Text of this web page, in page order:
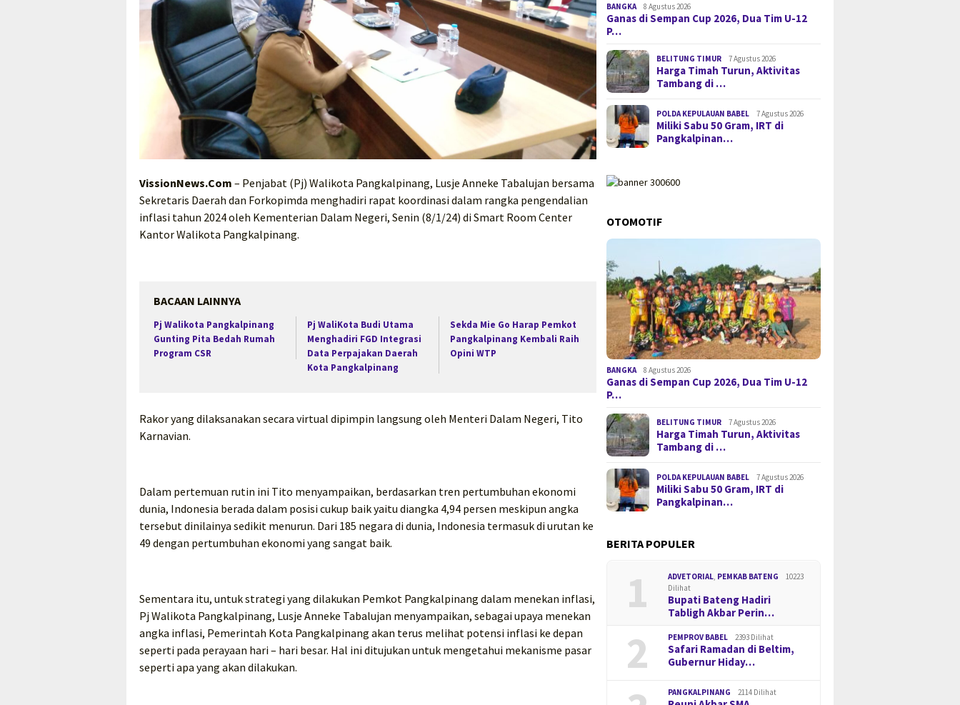
VissionNews.Com – Penjabat (Pj) Walikota Pangkalpinang, Lusje Anneke Tabalujan bersama
Sekretaris Daerah dan Forkopimda menghadiri rapat koordinasi dalam rangka pengendalian
inflasi tahun 2024 oleh Kementerian Dalam Negeri, Senin (8/1/24) di Smart Room Center
Kantor Walikota Pangkalpinang.
BACAAN LAINNYA
Pj Walikota Pangkalpinang
Gunting Pita Bedah Rumah
Program CSR
Pj WaliKota Budi Utama
Menghadiri FGD Integrasi
Data Perpajakan Daerah
Kota Pangkalpinang
Sekda Mie Go Harap Pemkot
Pangkalpinang Kembali Raih
Opini WTP
Rakor yang dilaksanakan secara virtual dipimpin langsung oleh Menteri Dalam Negeri, Tito
Karnavian.
Dalam pertemuan rutin ini Tito menyampaikan, berdasarkan tren pertumbuhan ekonomi
dunia, Indonesia berada dalam posisi cukup baik yaitu diangka 4,94 persen meskipun angka
tersebut dinilainya sedikit menurun. Dari 185 negara di dunia, Indonesia termasuk di urutan ke
49 dengan pertumbuhan ekonomi yang sangat baik.
Sementara itu, untuk strategi yang dilakukan Pemkot Pangkalpinang dalam menekan inflasi,
Pj Walikota Pangkalpinang, Lusje Anneke Tabalujan menyampaikan, sebagai upaya menekan
angka inflasi, Pemerintah Kota Pangkalpinang akan terus melihat potensi inflasi ke depan
seperti pada perayaan hari – hari besar. Hal ini ditujukan untuk mengetahui mekanisme pasar
seperti apa yang akan dilakukan.
BANGKA 8 Agustus 2026
Ganas di Sempan Cup 2026, Dua Tim U-12
P…
BELITUNG TIMUR 7 Agustus 2026
Harga Timah Turun, Aktivitas
Tambang di …
POLDA KEPULAUAN BABEL 7 Agustus 2026
Miliki Sabu 50 Gram, IRT di
Pangkalpinan…
OTOMOTIF
BANGKA 8 Agustus 2026
Ganas di Sempan Cup 2026, Dua Tim U-12
P…
BELITUNG TIMUR 7 Agustus 2026
Harga Timah Turun, Aktivitas
Tambang di …
POLDA KEPULAUAN BABEL 7 Agustus 2026
Miliki Sabu 50 Gram, IRT di
Pangkalpinan…
BERITA POPULER
1 ADVETORIAL, PEMKAB BATENG
10223
Dilihat
Bupati Bateng Hadiri
Tabligh Akbar Perin…
2 PEMPROV BABEL 2393 Dilihat
Safari Ramadan di Beltim,
Gubernur Hiday…
PANGKALPINANG 2114 Dilihat